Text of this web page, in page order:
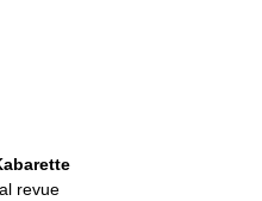
revue